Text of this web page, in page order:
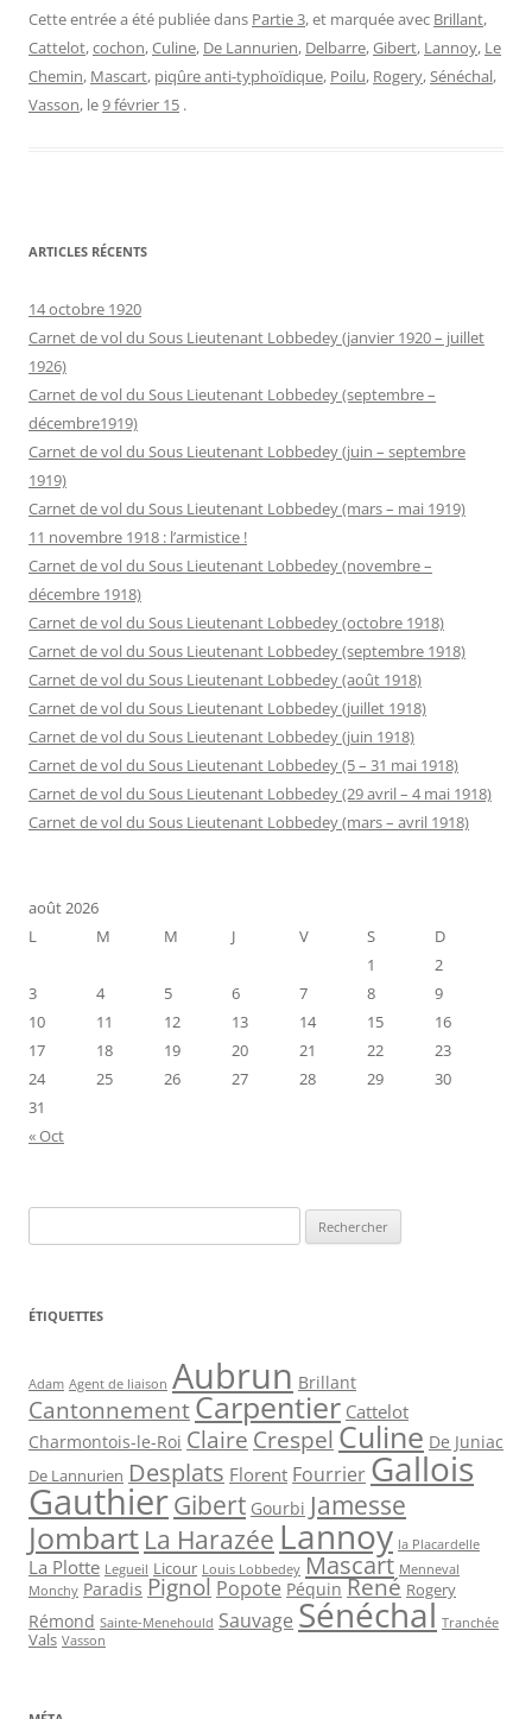
Cette entrée a été publiée dans Partie 3, et marquée avec Brillant,
Cattelot,cochon,Culine, De Lannurien, Delbarre,Gibert, Lannoy, Le
Chemin, Mascart, piqûre anti-typhoïdique, Poilu, Rogery,Sénéchal,
Vasson, le9 février 15 .
ARTICLES RÉCENTS
14 octobre 1920
Carnet de vol du Sous Lieutenant Lobbedey (janvier 1920 – juillet
1926)
Carnet de vol du Sous Lieutenant Lobbedey (septembre –
décembre1919)
Carnet de vol du Sous Lieutenant Lobbedey (juin – septembre
1919)
Carnet de vol du Sous Lieutenant Lobbedey (mars – mai 1919)
11 novembre 1918 : l’armistice !
Carnet de vol du Sous Lieutenant Lobbedey (novembre –
décembre 1918)
Carnet de vol du Sous Lieutenant Lobbedey (octobre 1918)
Carnet de vol du Sous Lieutenant Lobbedey (septembre 1918)
Carnet de vol du Sous Lieutenant Lobbedey (août 1918)
Carnet de vol du Sous Lieutenant Lobbedey (juillet 1918)
Carnet de vol du Sous Lieutenant Lobbedey (juin 1918)
Carnet de vol du Sous Lieutenant Lobbedey (5 – 31 mai 1918)
Carnet de vol du Sous Lieutenant Lobbedey (29 avril – 4 mai 1918)
Carnet de vol du Sous Lieutenant Lobbedey (mars – avril 1918)
août 2026
L
M M J V S
D
1
2
3
4 5 6 7 8
9
10
11 12 13 14 15
16
17
18 19 20 21 22
23
24
25 26 27 28 29
30
31
« Oct
ÉTIQUETTES
Adam Agent de liaison Aubrun Brillant
Cantonnement Carpentier Cattelot
Charmontois-le-Roi Claire Crespel Culine De Juniac
De Lannurien Desplats Florent Fourrier Gallois
GauthierGibert Gourbi Jamesse
Jombart La Harazée Lannoy la Placardelle
La Plotte Legueil Licour Louis Lobbedey Mascart Menneval
Monchy Paradis Pignol Popote Péquin René Rogery
Rémond Sainte-Menehould Sauvage Sénéchal Tranchée
Vals Vasson